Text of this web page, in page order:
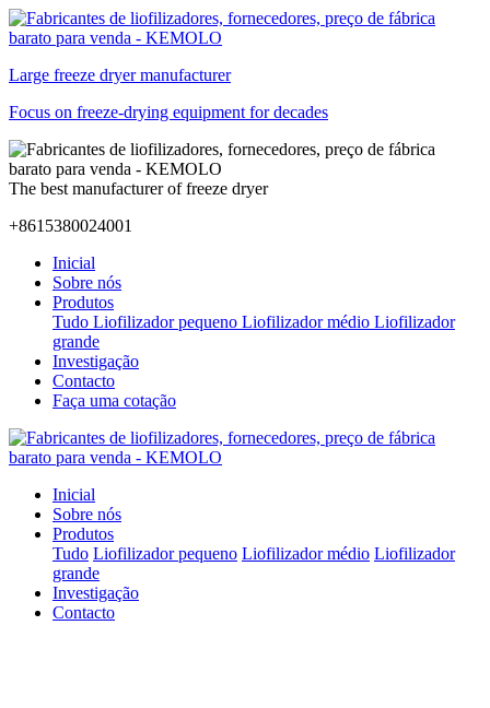
Large freeze dryer manufacturer
Focus on freeze-drying equipment for decades
The best manufacturer of freeze dryer
+8615380024001
Inicial
Sobre nós
Produtos
Tudo Liofilizador pequeno Liofilizador médio Liofilizador
grande
Investigação
Contacto
Faça uma cotação
Inicial
Sobre nós
Produtos
Tudo Liofilizador pequeno Liofilizador médio Liofilizador
grande
Investigação
Contacto